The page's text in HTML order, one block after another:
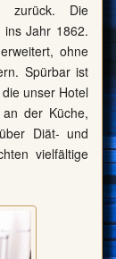
zurück. Die
Jahr 1862.
ohne
Spürbar ist
unser Hotel
der Küche,
Diät- und
vielfältige